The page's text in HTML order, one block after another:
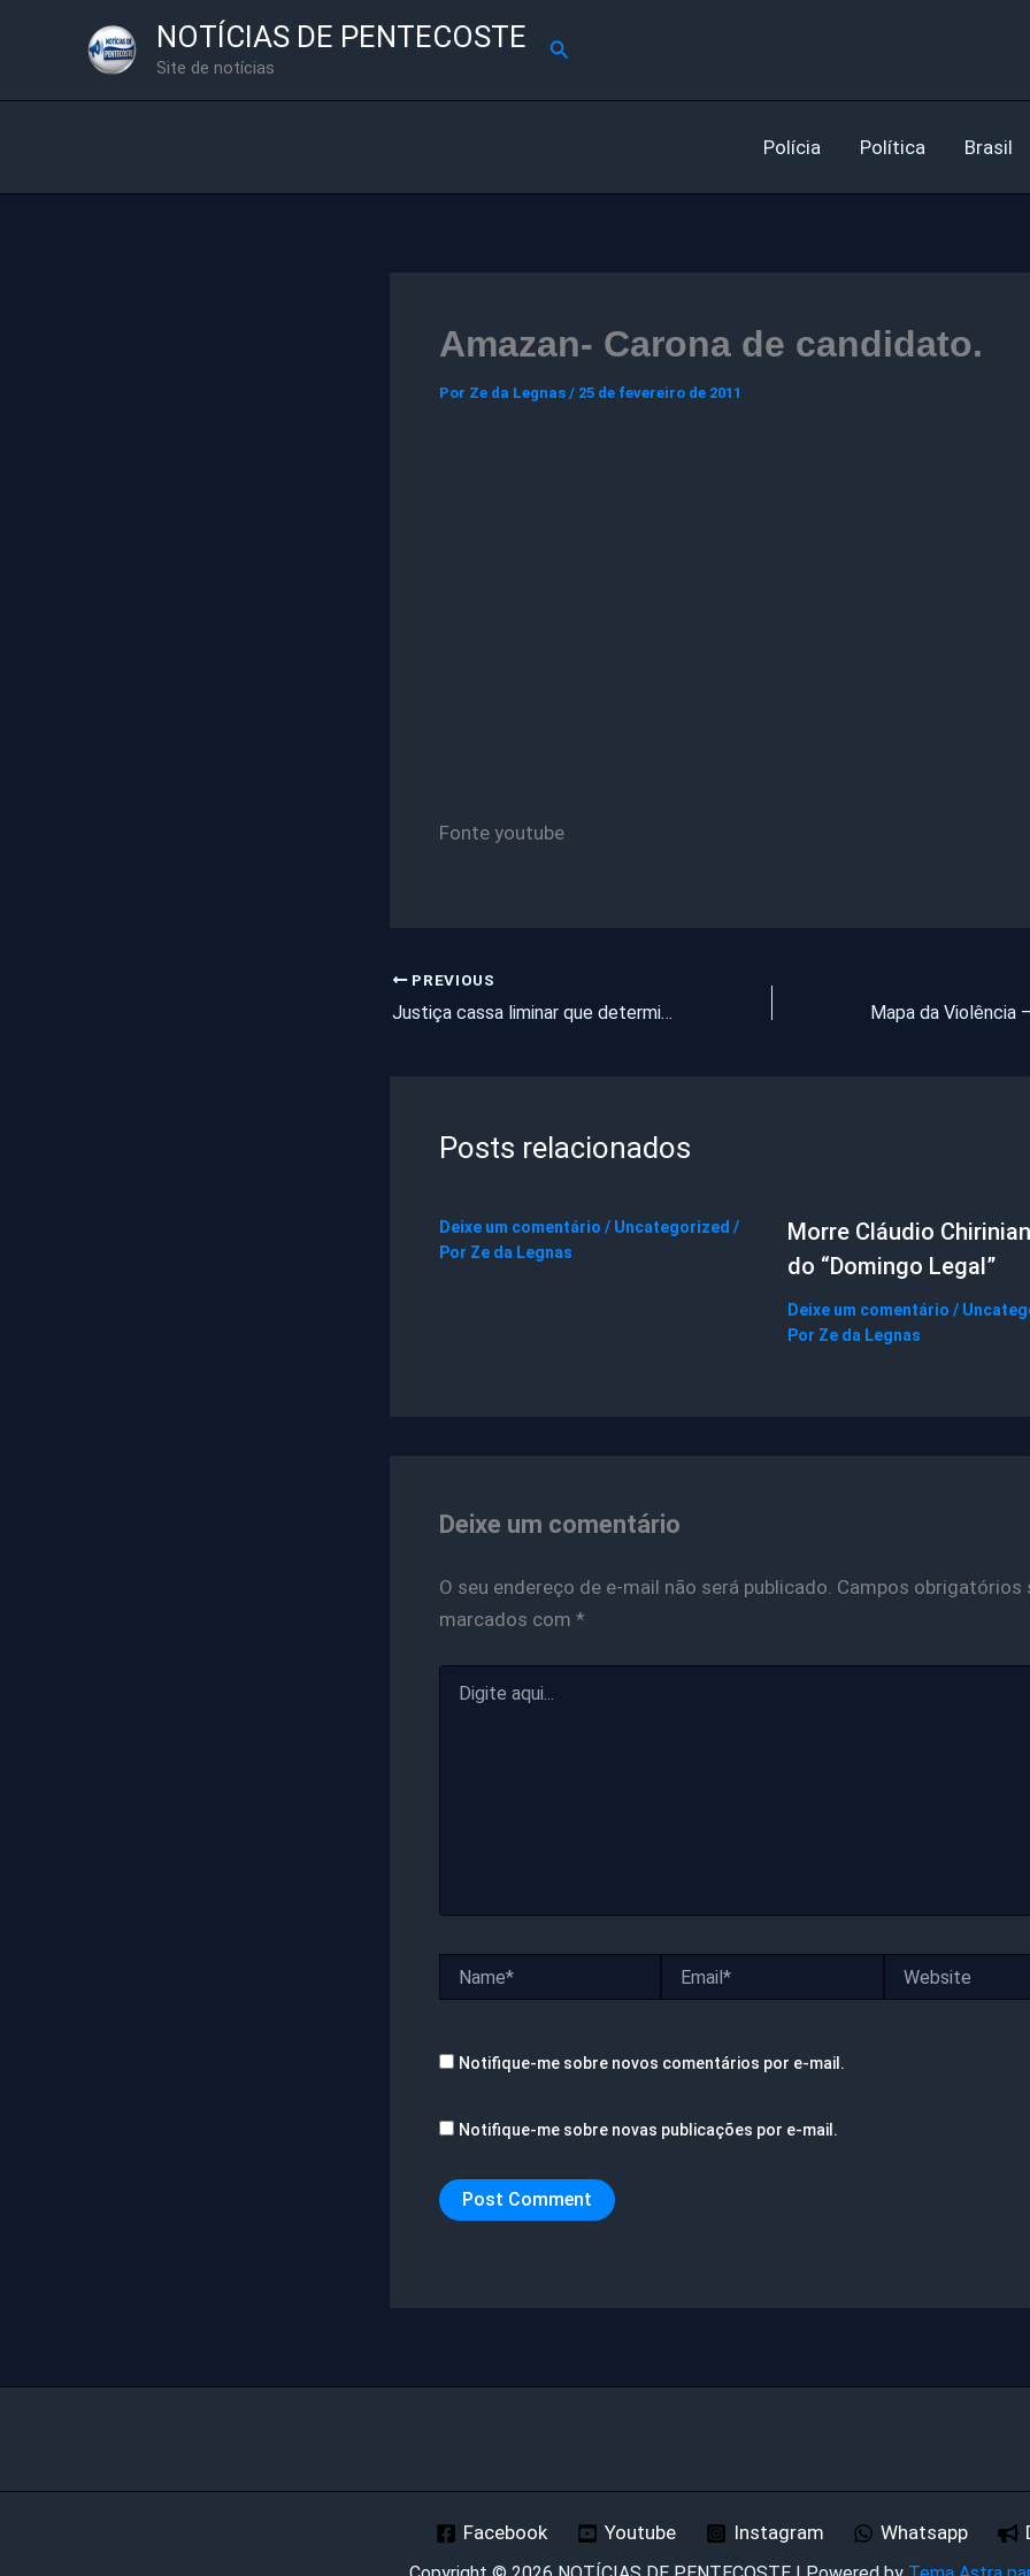
NOTÍCIAS DE PENTECOSTE
Site de notícias
Pesquisar
Polícia Política Brasil
Amazan- Carona de candidato.
Por Ze da Legnas / 25 de fevereiro de 2011
Fonte youtube
PREVIOUS
Justiça cassa liminar que determinava repasse de 8% para a Câmara Municipal de Paramoti
Posts relacionados
Deixe um comentário / Uncategorized /
Por Ze da Legnas
Morre Cláudio
do “Domingo Legal”
Deixe um comentário /
Por Ze da Legnas
Deixe um comentário
O seu endereço de e-mail não será publicado. Campos obrigatórios
marcados com *
aqui...
Notifique-me sobre novos comentários por e-mail.
Notifique-me sobre novas publicações por e-mail.
Facebook Youtube Instagram Whatsapp